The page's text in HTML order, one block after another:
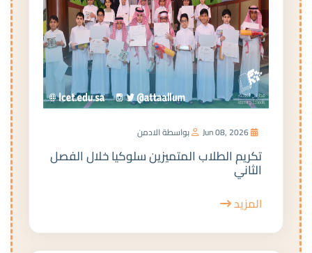
بواسطة الادمن
تكريم الطلاب المتميزين سلوكيا خلال الفصل
الثاني
المزيد